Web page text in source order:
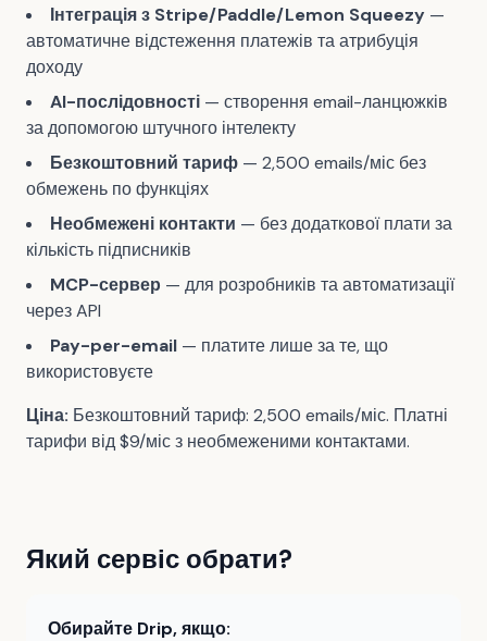
Інтеграція з Stripe/Paddle/Lemon Squeezy —
автоматичне відстеження платежів та атрибуція
доходу
AI-послідовності — створення email-ланцюжків
за допомогою штучного інтелекту
Безкоштовний тариф — 2,500 emails/міс без
обмежень по функціях
Необмежені контакти — без додаткової плати за
кількість підписників
MCP-сервер — для розробників та автоматизації
через API
Pay-per-email — платите лише за те, що
використовуєте
Ціна: Безкоштовний тариф: 2,500 emails/міс. Платні
тарифи від $9/міс з необмеженими контактами.
Який сервіс обрати?
Обирайте Drip, якщо: